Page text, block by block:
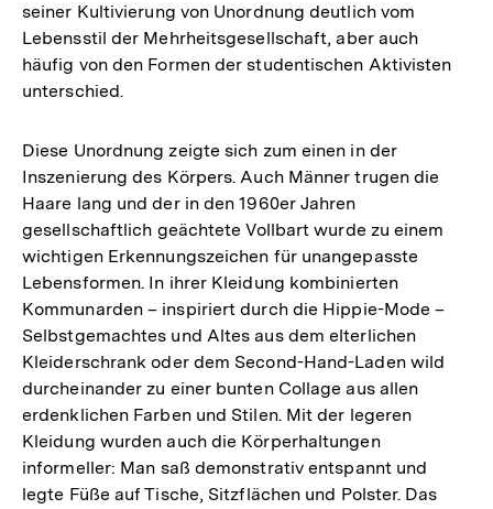
seiner Kultivierung von Unordnung deutlich vom
Lebensstil der Mehrheitsgesellschaft, aber auch
häufig von den Formen der studentischen Aktivisten
unterschied.
Diese Unordnung zeigte sich zum einen in der
Inszenierung des Körpers. Auch Männer trugen die
Haare lang und der in den 1960er Jahren
gesellschaftlich geächtete Vollbart wurde zu einem
wichtigen Erkennungszeichen für unangepasste
Lebensformen. In ihrer Kleidung kombinierten
Kommunarden – inspiriert durch die Hippie-Mode –
Selbstgemachtes und Altes aus dem elterlichen
Kleiderschrank oder dem Second-Hand-Laden wild
durcheinander zu einer bunten Collage aus allen
erdenklichen Farben und Stilen. Mit der legeren
Kleidung wurden auch die Körperhaltungen
informeller: Man saß demonstrativ entspannt und
legte Füße auf Tische, Sitzflächen und Polster. Das